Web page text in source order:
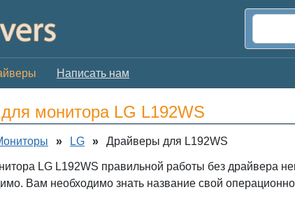
Написать нам
монитора LG L192WS
» LG » Драйверы для L192WS
LG L192WS правильной работы без драйвера
Вам необходимо знать название свой